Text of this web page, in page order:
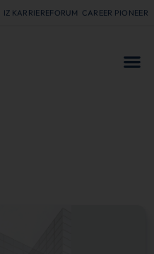
IZ KARRIEREFORUM CAREER PIONEER